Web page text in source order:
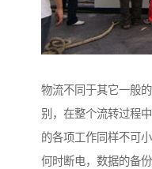
物流不同于其它一般
别，在整个流转过程
的各项工作同样不可
何时断电，数据的备